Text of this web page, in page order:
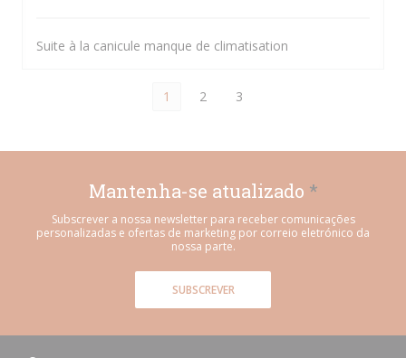
Suite à la canicule manque de climatisation
1 2 3
Mantenha-se atualizado *
Subscrever a nossa newsletter para receber comunicações
personalizadas e ofertas de marketing por correio eletrónico da
nossa parte.
SUBSCREVER